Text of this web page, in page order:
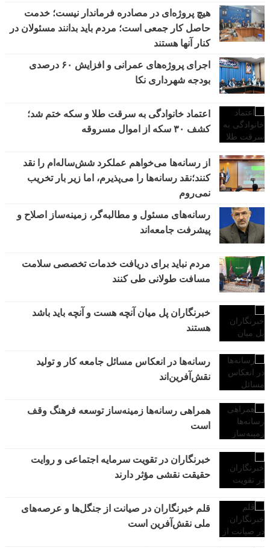
هیچ پروژه‌ای در مصادره فرماندار نیست؛ خدمت
حاصل کار جمعی است؛ مردم باید بدانند مسئولان در
کنار آنها هستند
اجرای پروژه‌های عمرانی و افزایش ۶۰ درصدی
بودجه شهرداری نکا
اعتماد خانوادگی به سرقت طلا و سکه ختم شد؛
کشف ۳۰ سکه از اموال مسروقه
از رسانه‌ها می‌خواهم عملکرد شش‌ساله‌ام را نقد
کنند؛نقد رسانه‌ها را می‌پذیرم، اما زیر بار تخریب
نمی‌روم
رسانه‌های مسئول و مطالبه‌گر، زمینه‌ساز اصلاح و
پیشرفت جامعه‌اند
مردم نباید برای دریافت خدمات تخصصی سلامت
مسافت طولانی طی کنند
خبرنگاران پل میان آنچه هست و آنچه باید باشد
هستند
رسانه‌ها در انعکاس مسائل جامعه کار و تولید
نقش‌آفرین‌اند
همراهی رسانه‌ها زمینه‌ساز توسعه فرهنگ وقف
است
خبرنگاران در تقویت سرمایه اجتماعی و روایت
حقیقت نقشی مؤثر دارند
قلم خبرنگاران در صیانت از جنگل‌ها و عرصه‌های
ملی نقش‌آفرین است